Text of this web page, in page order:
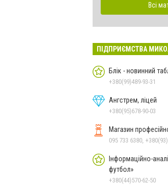
Всі
ПІДПРИЄМСТВА
Блік - новинний
+380(99)489-93-31
Ангстрем, ліцей
+380(95)678-90-03
Магазин
095 733 6380,
Інформаційно-
футбол»
+380(44)570-62-50